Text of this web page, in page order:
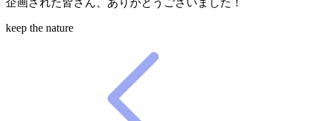
keep the nature